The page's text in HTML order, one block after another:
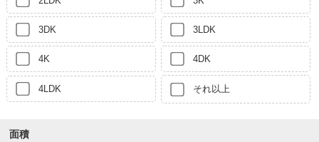
3DK 3LDK
4K 4DK
4LDK それ以上
面積